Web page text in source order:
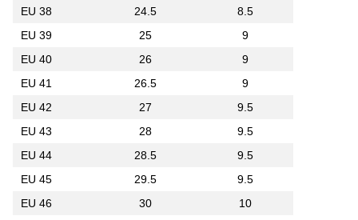
EU 38
24.5
8.5
EU 39
25
9
EU 40
26
9
EU 41
26.5
9
EU 42
27
9.5
EU 43
28
9.5
EU 44
28.5
9.5
EU 45
29.5
9.5
EU 46
30
10